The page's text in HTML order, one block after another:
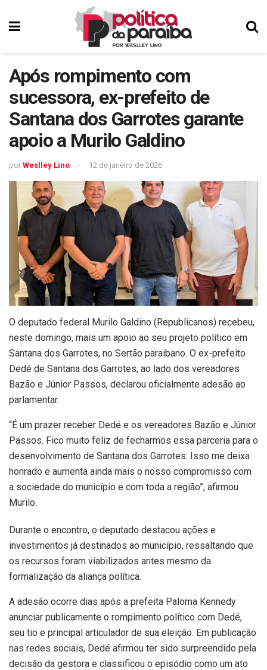
Após rompimento com
sucessora, ex-prefeito de
Santana dos Garrotes garante
apoio a Murilo Galdino
por Weslley Lino 12 de janeiro de 2026
O deputado federal Murilo Galdino (Republicanos) recebeu,
neste domingo, mais um apoio ao seu projeto político em
Santana dos Garrotes, no Sertão paraibano. O ex-prefeito
Dedé de Santana dos Garrotes, ao lado dos vereadores
Bazão e Júnior Passos, declarou oficialmente adesão ao
parlamentar.
“É um prazer receber Dedé e os vereadores Bazão e Júnior
Passos. Fico muito feliz de fecharmos essa parceria para o
desenvolvimento de Santana dos Garrotes. Isso me deixa
honrado e aumenta ainda mais o nosso compromisso com
a sociedade do município e com toda a região”, afirmou
Murilo.
Durante o encontro, o deputado destacou ações e
investimentos já destinados ao município, ressaltando que
os recursos foram viabilizados antes mesmo da
formalização da aliança política.
A adesão ocorre dias após a prefeita Paloma Kennedy
anunciar publicamente o rompimento político com Dedé,
seu tio e principal articulador de sua eleição. Em publicação
nas redes sociais, Dedé afirmou ter sido surpreendido pela
decisão da gestora e classificou o episódio como um ato